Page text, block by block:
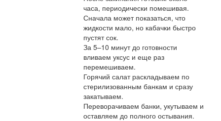
часа, периодически помешивая.
Сначала может показаться, что
жидкости мало, но кабачки быстро
пустят сок.
За 5–10 минут до готовности
вливаем уксус и еще раз
перемешиваем.
Горячий салат раскладываем по
стерилизованным банкам и сразу
закатываем.
Переворачиваем банки, укутываем и
оставляем до полного остывания.